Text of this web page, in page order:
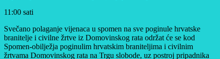
11:00 sati
Svečano polaganje vijenaca u spomen na sve poginule hrvatske
branitelje i civilne žrtve iz Domovinskog rata održat će se kod
Spomen-obilježja poginulim hrvatskim braniteljima i civilnim
žrtvama Domovinskog rata na Trgu slobode, uz postroj pripadnika